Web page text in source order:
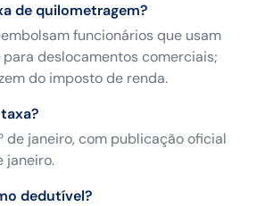
de quilometragem?
funcionários que usam
deslocamentos comerciais;
do imposto de renda.
de janeiro, com publicação oficial
janeiro.
dedutível?